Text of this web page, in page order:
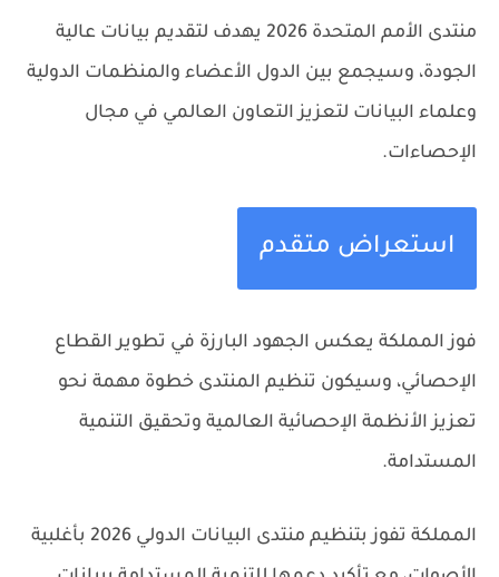
منتدى الأمم المتحدة 2026 يهدف لتقديم بيانات عالية
الجودة، وسيجمع بين الدول الأعضاء والمنظمات الدولية
وعلماء البيانات لتعزيز التعاون العالمي في مجال
الإحصاءات.
استعراض متقدم
فوز المملكة يعكس الجهود البارزة في تطوير القطاع
الإحصائي، وسيكون تنظيم المنتدى خطوة مهمة نحو
تعزيز الأنظمة الإحصائية العالمية وتحقيق التنمية
المستدامة.
المملكة تفوز بتنظيم منتدى البيانات الدولي 2026 بأغلبية